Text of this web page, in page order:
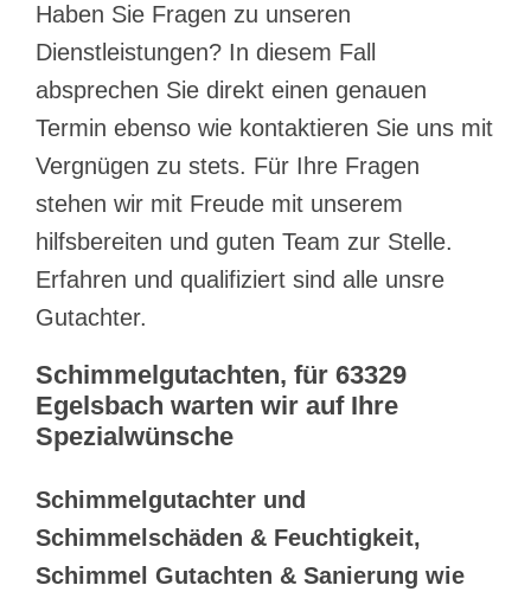
Haben Sie Fragen zu unseren
Dienstleistungen? In diesem Fall
absprechen Sie direkt einen genauen
Termin ebenso wie kontaktieren Sie uns mit
Vergnügen zu stets. Für Ihre Fragen
stehen wir mit Freude mit unserem
hilfsbereiten und guten Team zur Stelle.
Erfahren und qualifiziert sind alle unsre
Gutachter.
Schimmelgutachten, für 63329
Egelsbach warten wir auf Ihre
Spezialwünsche
Schimmelgutachter und
Schimmelschäden & Feuchtigkeit,
Schimmel Gutachten & Sanierung wie